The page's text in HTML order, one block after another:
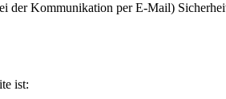
der Kommunikation per E-Mail)
ist: